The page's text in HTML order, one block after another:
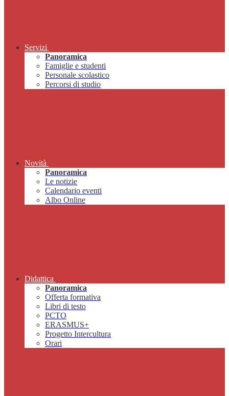
Servizi
Panoramica
Famiglie e studenti
Personale scolastico
Percorsi di studio
Novità
Panoramica
Le notizie
Calendario eventi
Albo Online
Didattica
Panoramica
Offerta formativa
Libri di testo
PCTO
ERASMUS+
Progetto Intercultura
Orari